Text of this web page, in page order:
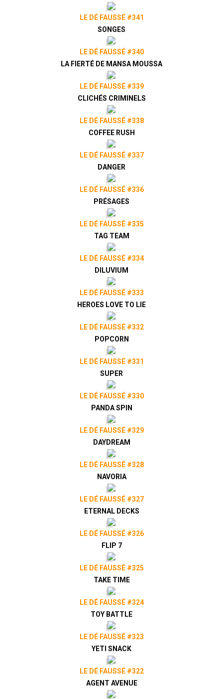
LE DÉ FAUSSÉ #341
SONGES
LE DÉ FAUSSÉ #340
LA FIERTÉ DE MANSA MOUSSA
LE DÉ FAUSSÉ #339
CLICHÉS CRIMINELS
LE DÉ FAUSSÉ #338
COFFEE RUSH
LE DÉ FAUSSÉ #337
DANGER
LE DÉ FAUSSÉ #336
PRÉSAGES
LE DÉ FAUSSÉ #335
TAG TEAM
LE DÉ FAUSSÉ #334
DILUVIUM
LE DÉ FAUSSÉ #333
HEROES LOVE TO LIE
LE DÉ FAUSSÉ #332
POPCORN
LE DÉ FAUSSÉ #331
SUPER
LE DÉ FAUSSÉ #330
PANDA SPIN
LE DÉ FAUSSÉ #329
DAYDREAM
LE DÉ FAUSSÉ #328
NAVORIA
LE DÉ FAUSSÉ #327
ETERNAL DECKS
LE DÉ FAUSSÉ #326
FLIP 7
LE DÉ FAUSSÉ #325
TAKE TIME
LE DÉ FAUSSÉ #324
TOY BATTLE
LE DÉ FAUSSÉ #323
YETI SNACK
LE DÉ FAUSSÉ #322
AGENT AVENUE